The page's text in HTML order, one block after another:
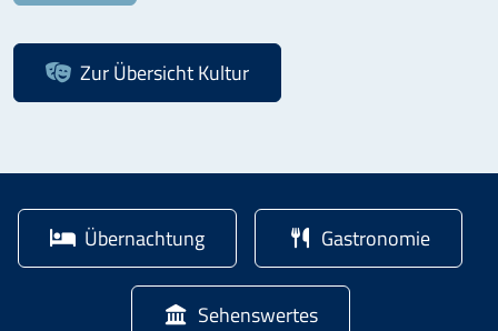
Zur ÜbersichtKultur
Übernachtung Gastronomie
Sehenswertes